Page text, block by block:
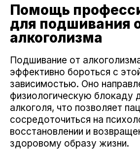
Помощь
для подшивания
алкоголизма
Подшивание от
эффективно бороться с
зависимостью. Оно
физиологическую блокаду
алкоголя, что позволяет
сосредоточиться на
восстановлении и
здоровому образу жизни.